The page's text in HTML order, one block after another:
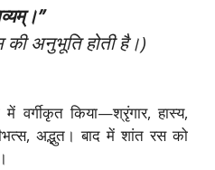
अनुभूति होती है।)
किया—श्रृंगार, हास्य,
अद्भुत। बाद में शांत रस को